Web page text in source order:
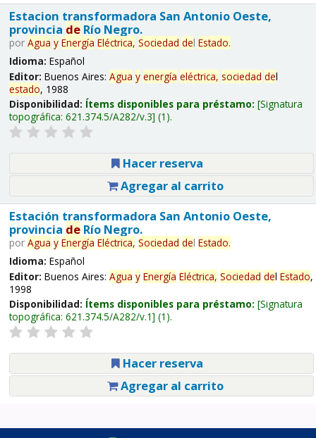
Estacion transformadora San Antonio Oeste,
provincia deRío Negro.
por Agua y Energía Eléctrica, Sociedad del Estado.
Idioma: Español
Editor: Buenos Aires: Agua y energía eléctrica, sociedad del
estado, 1988
Disponibilidad: Ítems disponibles para préstamo: Signatura
topográfica: 621.374.5/A282/v.3 (1).
Hacer reserva
Agregar al carrito
Estación transformadora San Antonio Oeste,
provincia deRío Negro.
por Agua y Energía Eléctrica, Sociedad del Estado.
Idioma: Español
Editor: Buenos Aires: Agua y Energía Eléctrica, Sociedad del Estado,
1998
Disponibilidad: Ítems disponibles para préstamo: Signatura
topográfica: 621.374.5/A282/v.1 (1).
Hacer reserva
Agregar al carrito